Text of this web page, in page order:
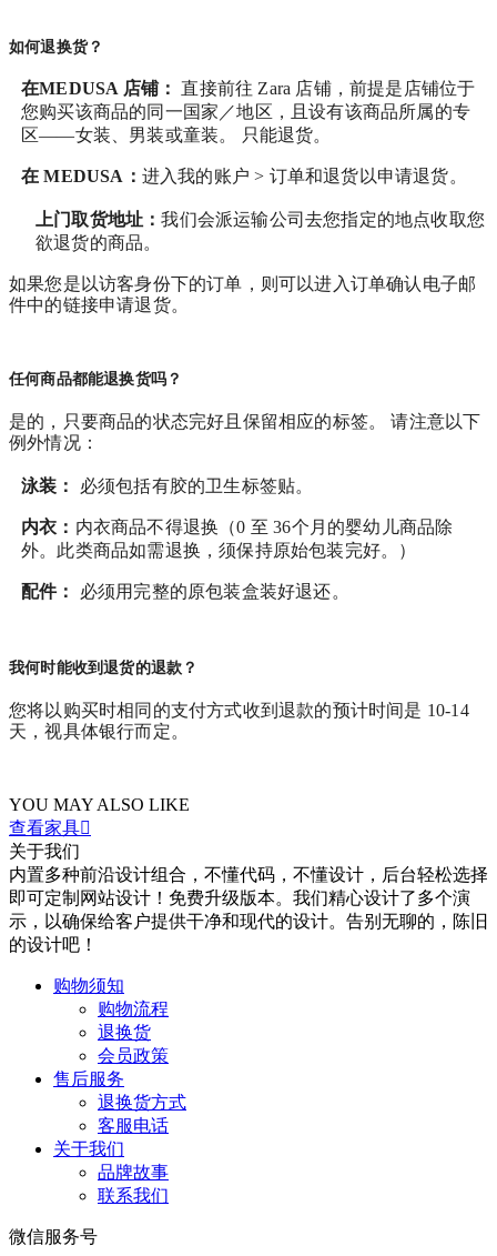
如何退换货？
在MEDUSA 店铺：直接前往 Zara 店铺，前提是店铺位于
您购买该商品的同一国家／地区，且设有该商品所属的专
区——女装、男装或童装。 只能退货。
在MEDUSA ： 进入我的账户 > 订单和退货 以申请退货。
上门取货地址：我们会派运输公司去您指定的地点收取您
欲退货的商品。
如果您是以访客身份下的订单，则可以进入订单确认电子邮
件中的链接申请退货。
任何商品都能退换货吗？
是的，只要商品的状态完好且保留相应的标签。 请注意以下
例外情况：
泳装： 必须包括有胶的卫生标签贴。
内衣： 内衣商品不得退换（0 至 36个月的婴幼儿商品除
外。此类商品如需退换，须保持原始包装完好。）
配件： 必须用完整的原包装盒装好退还。
我何时能收到退货的退款？
您将以购买时相同的支付方式收到退款的预计时间是 10-14
天，视具体银行而定。
YOU MAY ALSO LIKE
查看家具
关于我们
内置多种前沿设计组合，不懂代码，不懂设计，后台轻松选择
即可定制网站设计！免费升级版本。我们精心设计了多个演
示，以确保给客户提供干净和现代的设计。告别无聊的，陈旧
的设计吧！
购物须知
购物流程
退换货
会员政策
售后服务
退换货方式
客服电话
关于我们
品牌故事
联系我们
微信服务号